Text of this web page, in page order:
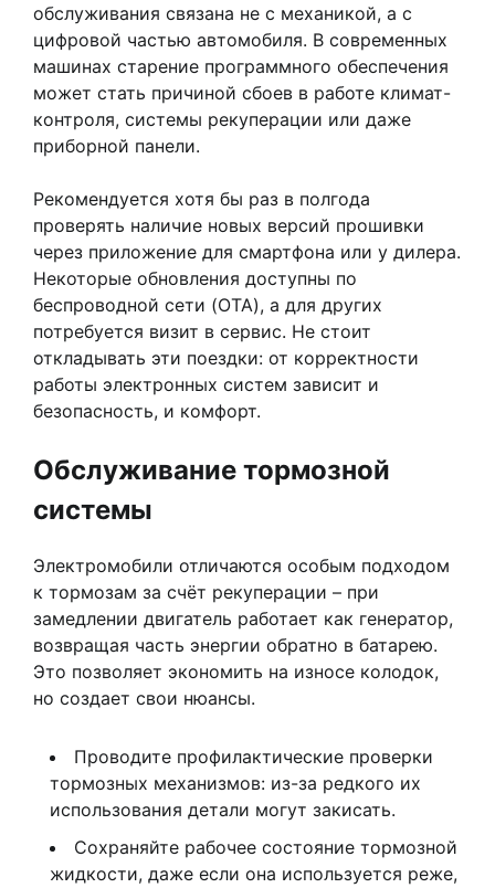
обслуживания связана не с механикой, а с
цифровой частью автомобиля. В современных
машинах старение программного обеспечения
может стать причиной сбоев в работе климат-
контроля, системы рекуперации или даже
приборной панели.
Рекомендуется хотя бы раз в полгода
проверять наличие новых версий прошивки
через приложение для смартфона или у дилера.
Некоторые обновления доступны по
беспроводной сети (OTA), а для других
потребуется визит в сервис. Не стоит
откладывать эти поездки: от корректности
работы электронных систем зависит и
безопасность, и комфорт.
Обслуживание тормозной
системы
Электромобили отличаются особым подходом
к тормозам за счёт рекуперации – при
замедлении двигатель работает как генератор,
возвращая часть энергии обратно в батарею.
Это позволяет экономить на износе колодок,
но создает свои нюансы.
Проводите профилактические проверки
тормозных механизмов: из-за редкого их
использования детали могут закисать.
Сохраняйте рабочее состояние тормозной
жидкости, даже если она используется реже,